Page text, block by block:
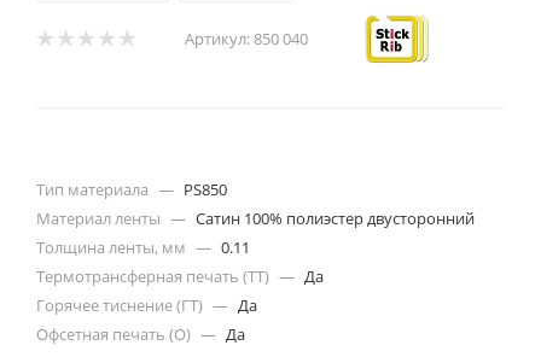
Артикул:850 040
Тип материала — PS850
Материал ленты — Сатин 100% полиэстер двусторонний
Толщина ленты, мм — 0.11
Термотрансферная печать (ТТ) — Да
Горячее тиснение (ГТ) — Да
Офсетная печать (О) — Да